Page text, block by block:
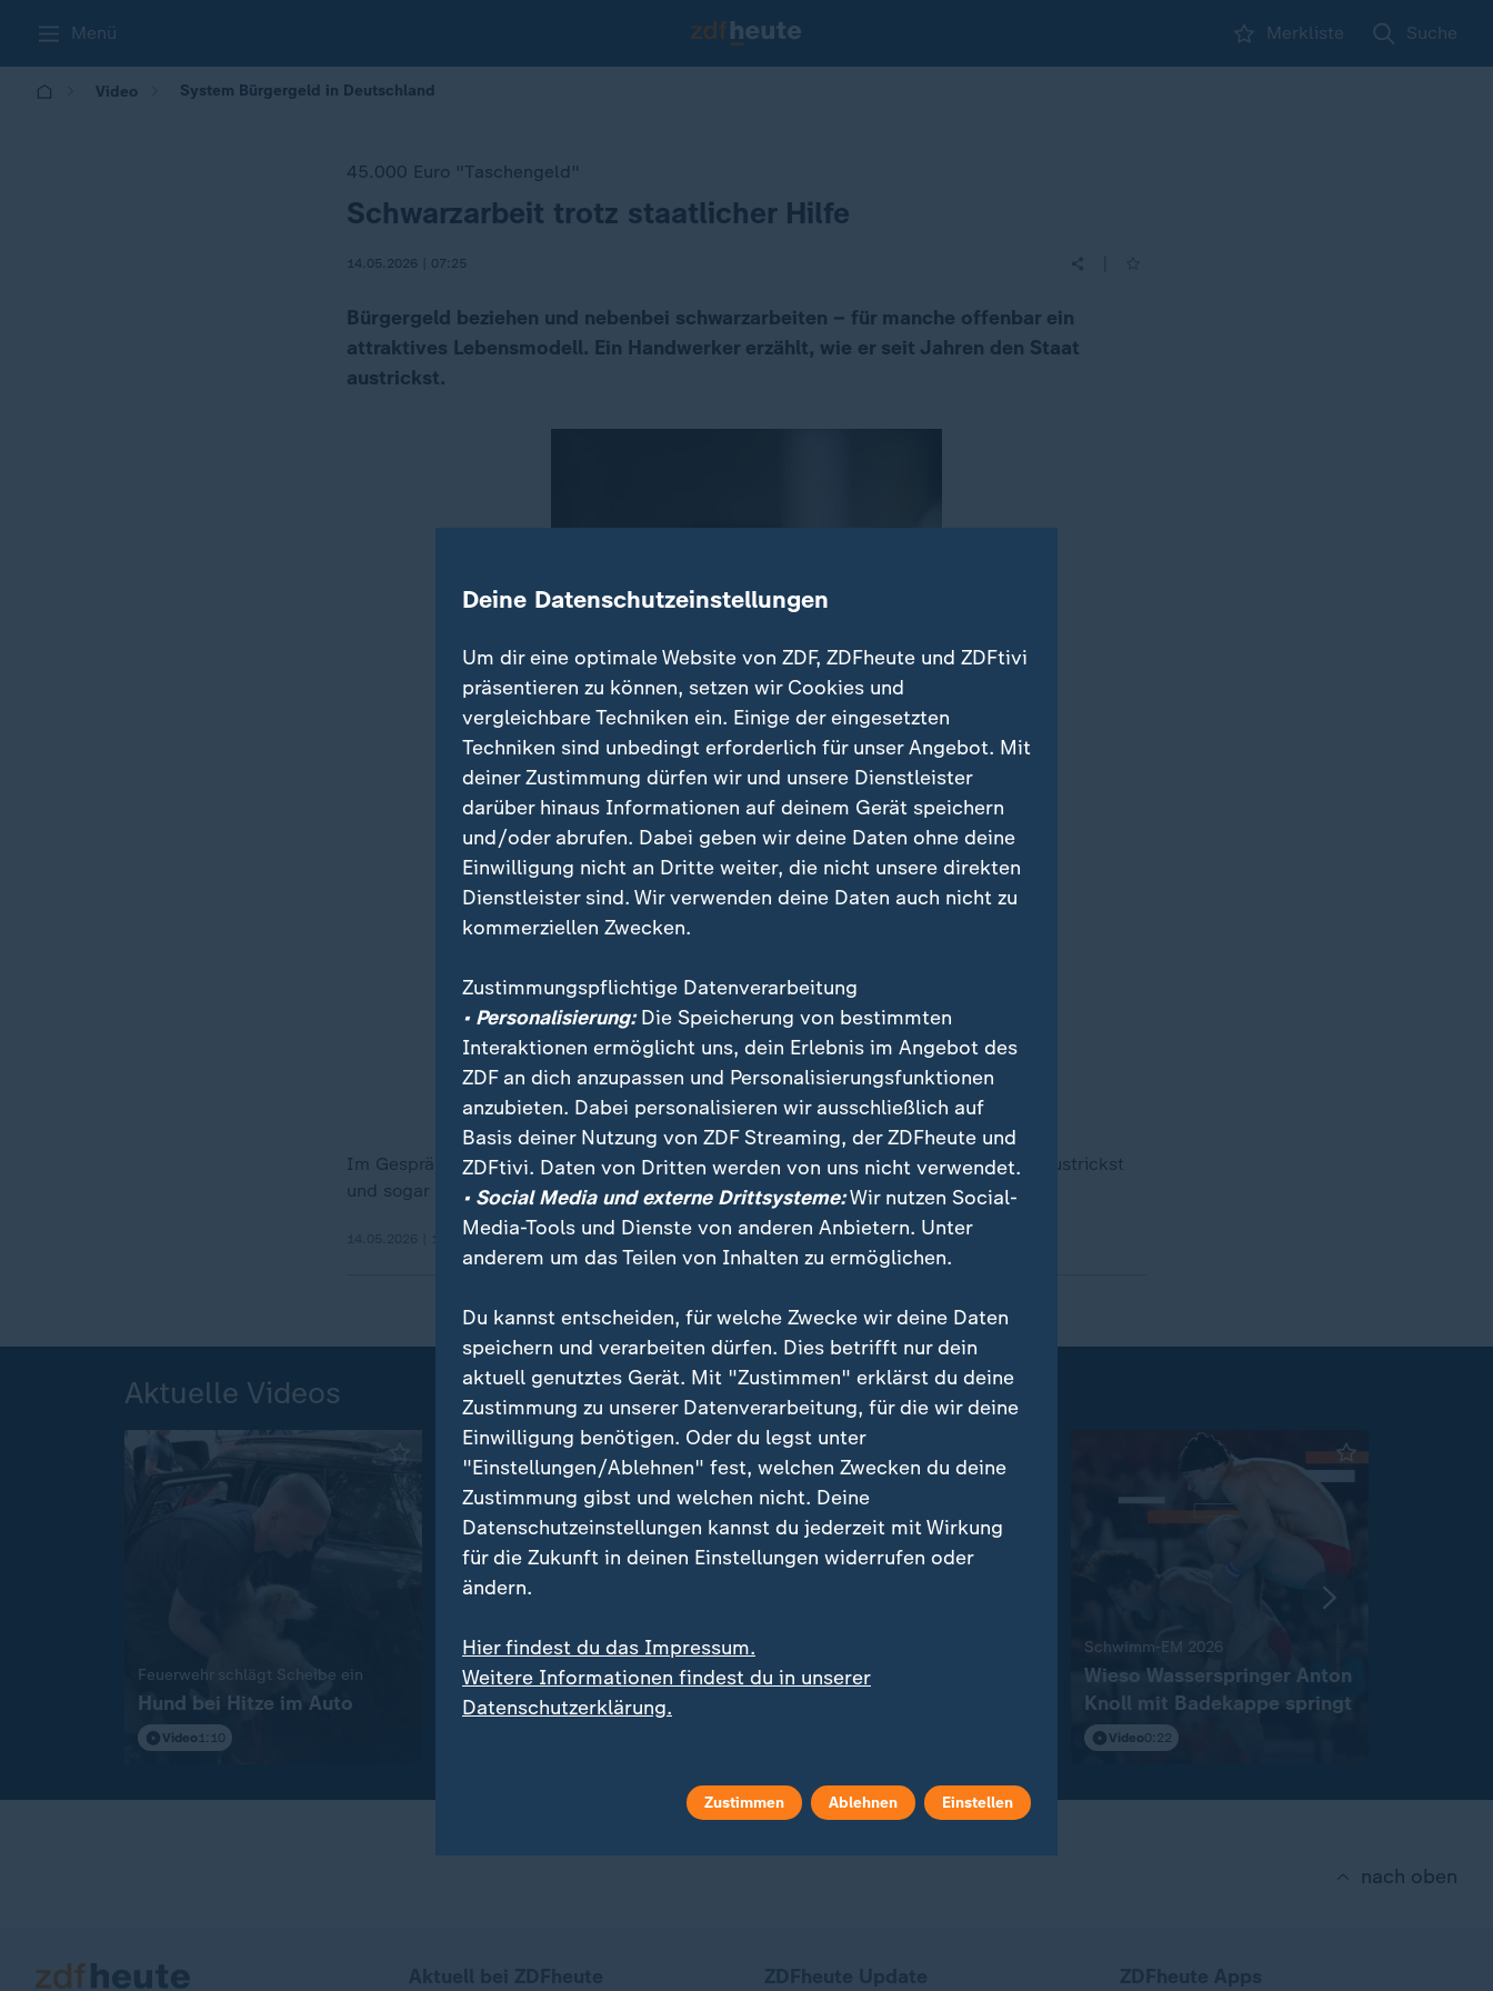
Menü Merkliste Suche
Video System Bürgergeld in Deutschland
45.000 Euro "Taschengeld"
:
Schwarzarbeit trotz staatlicher Hilfe
14.05.2026 | 07:25
Bürgergeld beziehen und nebenbei schwarzarbeiten – für manche offenbar ein
attraktives Lebensmodell. Ein Handwerker erzählt, wie er seit Jahren den Staat
austrickst.
Im Gespräch mit Sarah Tacke erzählt ein Handwerker, wie er seit Jahren den Staat austrickst
und sogar mehrere Mitarbeiter beschäftigt.
14.05.2026 | 1:28 min
Aktuelle Videos
Feuerwehr schlägt Scheibe ein
Hund bei Hitze im Auto
Video 1:10
Europameisterschaft in Paris:
So unterstützen sich
Deutschlands Schwimm-
Linker US-Demokrat El-
Schwimm-EM 2026:
Wieso Wasserspringer Anton
Knoll mit Badekappe springt
Video0:22
nach oben
Deine Datenschutzeinstellungen
Um dir eine optimale Website von ZDF, ZDFheute und ZDFtivi
präsentieren zu können, setzen wir Cookies und
vergleichbare Techniken ein. Einige der eingesetzten
Techniken sind unbedingt erforderlich für unser Angebot. Mit
deiner Zustimmung dürfen wir und unsere Dienstleister
darüber hinaus Informationen auf deinem Gerät speichern
und/oder abrufen. Dabei geben wir deine Daten ohne deine
Einwilligung nicht an Dritte weiter, die nicht unsere direkten
Dienstleister sind. Wir verwenden deine Daten auch nicht zu
kommerziellen Zwecken.
Zustimmungspflichtige Datenverarbeitung
• Personalisierung:Die Speicherung von bestimmten
Interaktionen ermöglicht uns, dein Erlebnis im Angebot des
ZDF an dich anzupassen und Personalisierungsfunktionen
anzubieten. Dabei personalisieren wir ausschließlich auf
Basis deiner Nutzung von ZDF Streaming, der ZDFheute und
ZDFtivi. Daten von Dritten werden von uns nicht verwendet.
• Social Media und externe Drittsysteme:Wir nutzen Social-
Media-Tools und Dienste von anderen Anbietern. Unter
anderem um das Teilen von Inhalten zu ermöglichen.
Du kannst entscheiden, für welche Zwecke wir deine Daten
speichern und verarbeiten dürfen. Dies betrifft nur dein
aktuell genutztes Gerät. Mit "Zustimmen" erklärst du deine
Zustimmung zu unserer Datenverarbeitung, für die wir deine
Einwilligung benötigen. Oder du legst unter
"Einstellungen/Ablehnen" fest, welchen Zwecken du deine
Zustimmung gibst und welchen nicht. Deine
Datenschutzeinstellungen kannst du jederzeit mit Wirkung
für die Zukunft in deinen Einstellungen widerrufen oder
ändern.
Hier findest du das Impressum.
Weitere Informationen findest du in unserer
Datenschutzerklärung.
Zustimmen Ablehnen Einstellen